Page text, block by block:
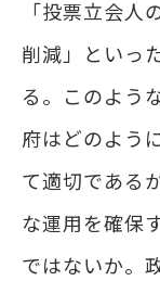
「投票立会人
削減」といっ
る。このよう
府はどのよう
て適切である
な運用を確保
ではないか。